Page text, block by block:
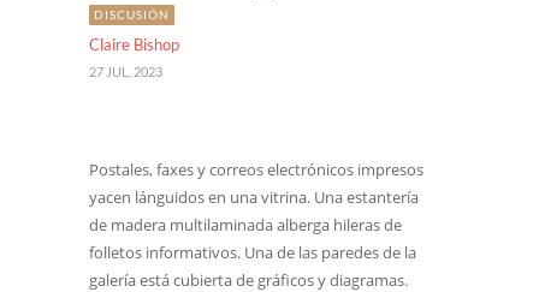
DISCUSIÓN
Claire Bishop
27 JUL, 2023
Postales, faxes y correos electrónicos impresos
yacen lánguidos en una vitrina. Una estantería
de madera multilaminada alberga hileras de
folletos informativos. Una de las paredes de la
galería está cubierta de gráficos y diagramas.